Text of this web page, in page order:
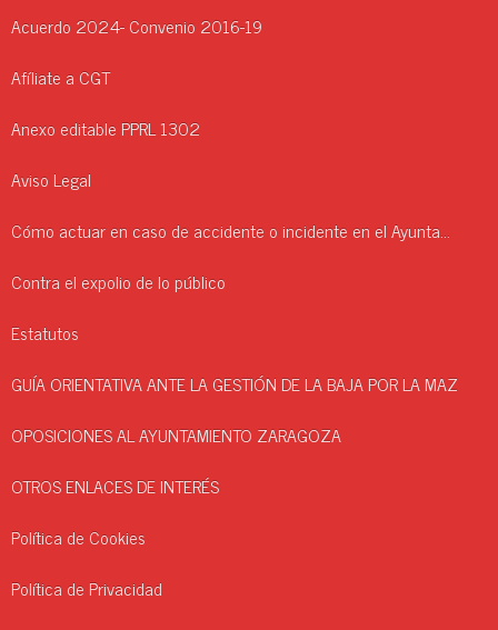
Acuerdo 2024- Convenio 2016-19
Afíliate a CGT
Anexo editable PPRL 1302
Aviso Legal
Cómo actuar en caso de accidente o incidente en el Ayuntamiento.
Contra el expolio de lo público
Estatutos
GUÍA ORIENTATIVA ANTE LA GESTIÓN DE LA BAJA POR LA MAZ
OPOSICIONES AL AYUNTAMIENTO ZARAGOZA
OTROS ENLACES DE INTERÉS
Política de Cookies
Política de Privacidad